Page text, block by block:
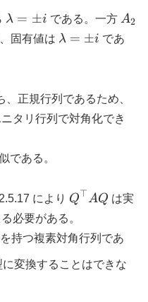
\lambda=\pm
λ = ±i である。一方 A_2
A2
固有値は \lambda=\pm
λ = ±i であ
正規行列であるため、
タリ行列で対角化でき
である。
により Q^{\top}AQ
Q⊤ AQ は実
必要がある。
持つ複素対角行列であ
に変換することはできな